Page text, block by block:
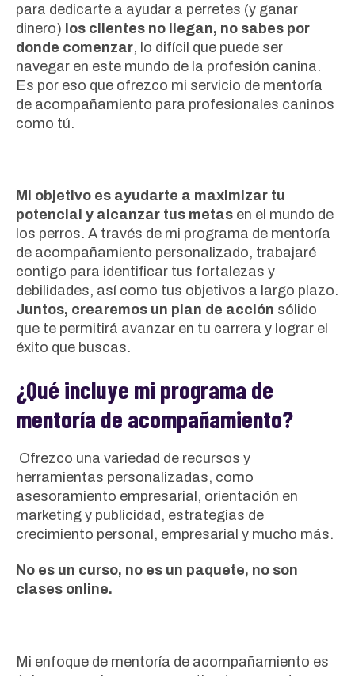
para dedicarte a ayudar a perretes (y ganar
dinero) los clientes no llegan, no sabes por
donde comenzar, lo difícil que puede ser
navegar en este mundo de la profesión canina.
Es por eso que ofrezco mi servicio de mentoría
de acompañamiento para profesionales caninos
como tú.
Mi objetivo es ayudarte a maximizar tu
potencial y alcanzar tus metas en el mundo de
los perros. A través de mi programa de mentoría
de acompañamiento personalizado, trabajaré
contigo para identificar tus fortalezas y
debilidades, así como tus objetivos a largo plazo.
Juntos, crearemos un plan de acción sólido
que te permitirá avanzar en tu carrera y lograr el
éxito que buscas.
¿Qué incluye mi programa de
mentoría de acompañamiento?
Ofrezco una variedad de recursos y
herramientas personalizadas, como
asesoramiento empresarial, orientación en
marketing y publicidad, estrategias de
crecimiento personal, empresarial y mucho más.
No es un curso, no es un paquete, no son
clases online.
Mi enfoque de mentoría de acompañamiento es